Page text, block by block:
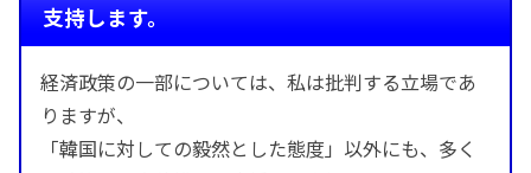
支持します。
経済政策の一部については、私は批判する立場であ
りますが、
「韓国に対しての毅然とした態度」以外にも、多く